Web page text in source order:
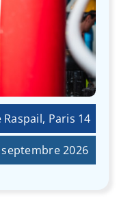
Raspail, Paris 14
2026